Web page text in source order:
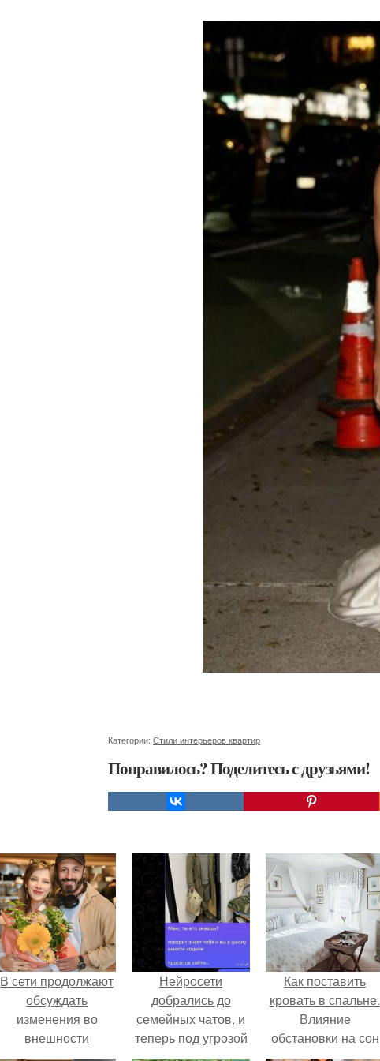
Категории: Стили интерьеров квартир
Понравилось? Поделитесь с друзьями!
В сети продолжают
обсуждать
изменения во
внешности
актрисы.
Нейросети
добрались до
семейных чатов, и
теперь под угрозой
мамины нервы.
Как поставить
кровать в спальне.
Влияние
обстановки на сон